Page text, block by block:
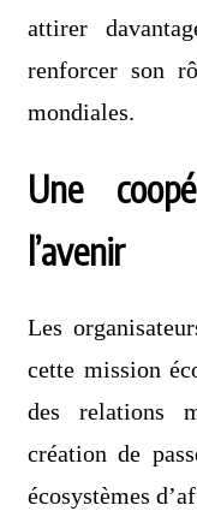
attirer
renforcer son
mondiales.
Une
l’avenir
Les
cette mission
des relations
création de
écosystèmes